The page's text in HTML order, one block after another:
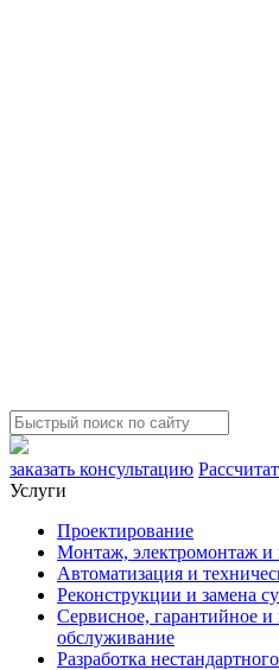
заказать консультацию
Услуги
Проектирование
Монтаж, электромонтаж и
Автоматизация и
Реконструкции и замена
Сервисное, гарантийное и
обслуживание
Разработка